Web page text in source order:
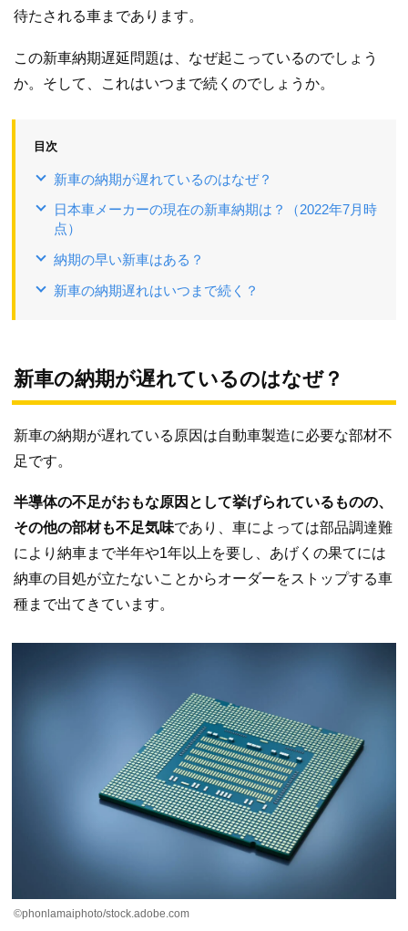
待たされる車まであります。
この新車納期遅延問題は、なぜ起こっているのでしょう
か。そして、これはいつまで続くのでしょうか。
目次
新車の納期が遅れているのはなぜ？
日本車メーカーの現在の新車納期は？（2022年7月時
点）
納期の早い新車はある？
新車の納期遅れはいつまで続く？
新車の納期が遅れているのはなぜ？
新車の納期が遅れている原因は自動車製造に必要な部材不
足です。
半導体の不足がおもな原因として挙げられているものの、
その他の部材も不足気味であり、車によっては部品調達難
により納車まで半年や1年以上を要し、あげくの果てには
納車の目処が立たないことからオーダーをストップする車
種まで出てきています。
©phonlamaiphoto/stock.adobe.com